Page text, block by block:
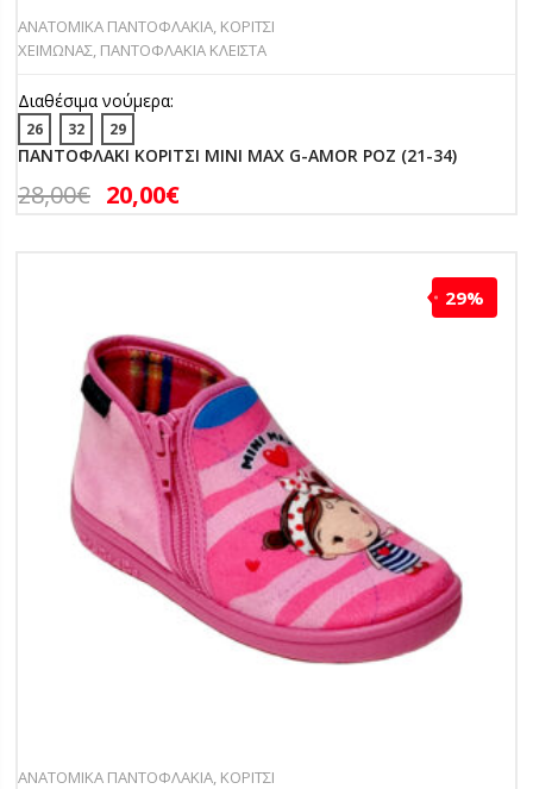
ΑΝΑΤΟΜΙΚΑ ΠΑΝΤΟΦΛΑΚΙΑ, ΚΟΡΙΤΣΙ
ΧΕΙΜΩΝΑΣ, ΠΑΝΤΟΦΛΑΚΙΑ ΚΛΕΙΣΤΑ
Διαθέσιμα νούμερα:
26 32 29
ΠΑΝΤΟΦΛΑΚΙ ΚΟΡΙΤΣΙ MINI MAX G-AMOR ΡΟΖ (21-34)
28,00€ 20,00€
29%
ΑΝΑΤΟΜΙΚΑ ΠΑΝΤΟΦΛΑΚΙΑ, ΚΟΡΙΤΣΙ